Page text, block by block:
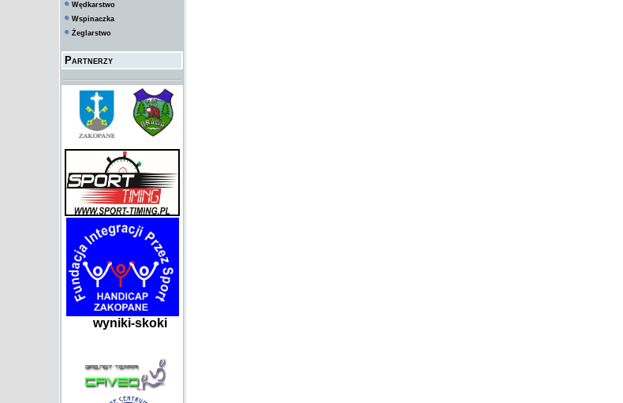
Wędkarstwo
Wspinaczka
Żeglarstwo
Partnerzy
wyniki-skoki